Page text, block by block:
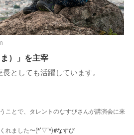
）」を主宰
としても活躍しています。
ことで、タレントのなすびさんが講演会に来
れました〜(*'▽'*)#なすび